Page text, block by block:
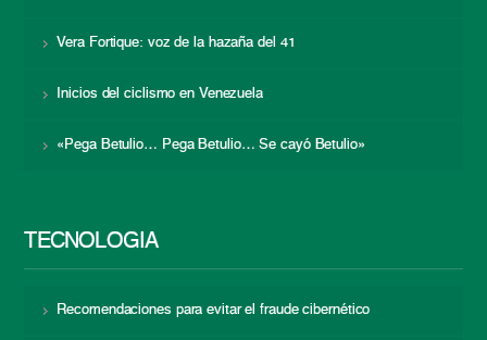
Vera Fortique: voz de la hazaña del 41
Inicios del ciclismo en Venezuela
«Pega Betulio… Pega Betulio… Se cayó Betulio»
TECNOLOGÍA
Recomendaciones para evitar el fraude cibernético